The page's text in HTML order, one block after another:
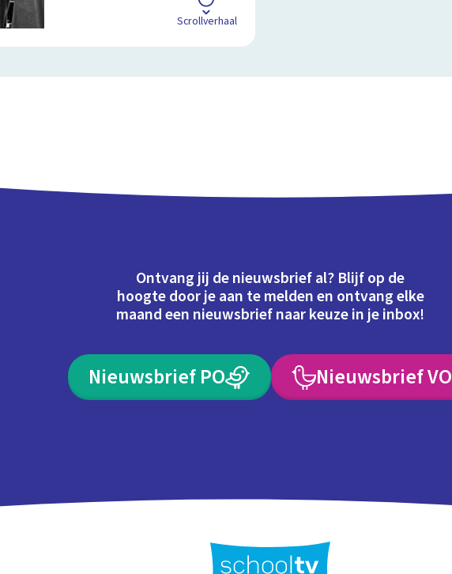
Scrollverhaal
Ontvang jij de nieuwsbrief al? Blijf op de
hoogte door je aan te melden en ontvang elke
maand een nieuwsbrief naar keuze in je inbox!
Nieuwsbrief PO Nieuwsbrief VO